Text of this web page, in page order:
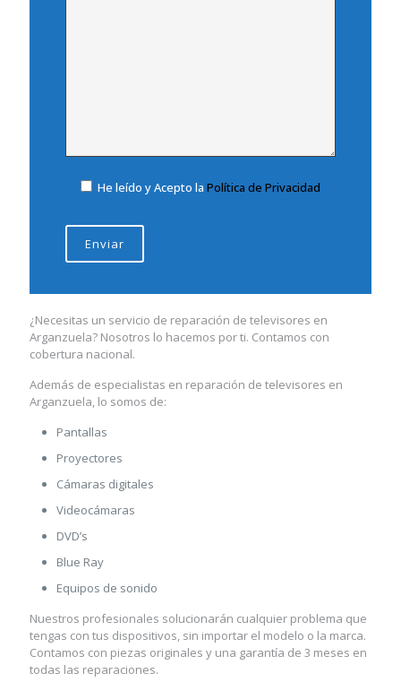
He leído y Acepto la Política de Privacidad
¿Necesitas un servicio de reparación de televisores en
Arganzuela? Nosotros lo hacemos por ti. Contamos con
cobertura nacional.
Además de especialistas en reparación de televisores en
Arganzuela, lo somos de:
Pantallas
Proyectores
Cámaras digitales
Videocámaras
DVD’s
Blue Ray
Equipos de sonido
Nuestros profesionales solucionarán cualquier problema que
tengas con tus dispositivos, sin importar el modelo o la marca.
Contamos con piezas originales y una garantía de 3 meses en
todas las reparaciones.